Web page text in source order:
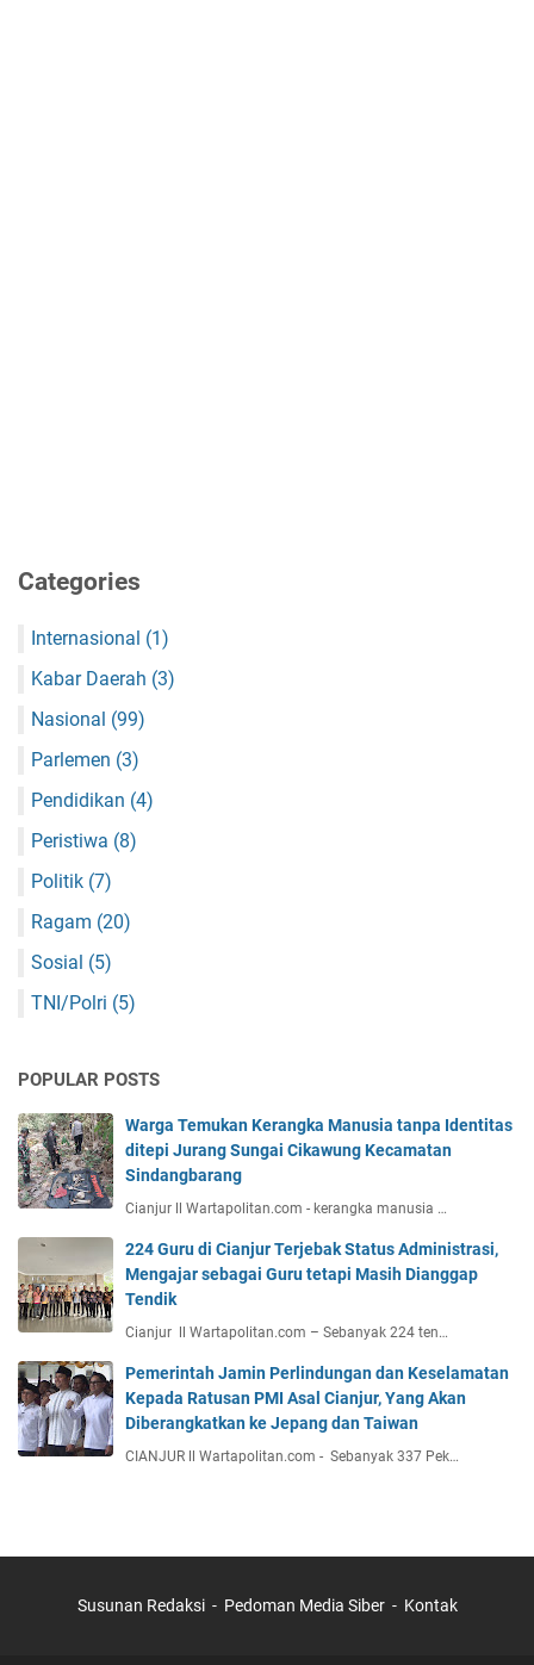
Categories
Internasional (1)
Kabar Daerah (3)
Nasional (99)
Parlemen (3)
Pendidikan (4)
Peristiwa (8)
Politik (7)
Ragam (20)
Sosial (5)
TNI/Polri (5)
POPULAR POSTS
Warga Temukan Kerangka Manusia tanpa Identitas
ditepi Jurang Sungai Cikawung Kecamatan
Sindangbarang
Cianjur ll Wartapolitan.com - kerangka manusia …
224 Guru di Cianjur Terjebak Status Administrasi,
Mengajar sebagai Guru tetapi Masih Dianggap
Tendik
Cianjur ll Wartapolitan.com – Sebanyak 224 ten…
Pemerintah Jamin Perlindungan dan Keselamatan
Kepada Ratusan PMI Asal Cianjur, Yang Akan
Diberangkatkan ke Jepang dan Taiwan
CIANJUR ll Wartapolitan.com - Sebanyak 337 Pek…
Susunan Redaksi Pedoman Media Siber Kontak